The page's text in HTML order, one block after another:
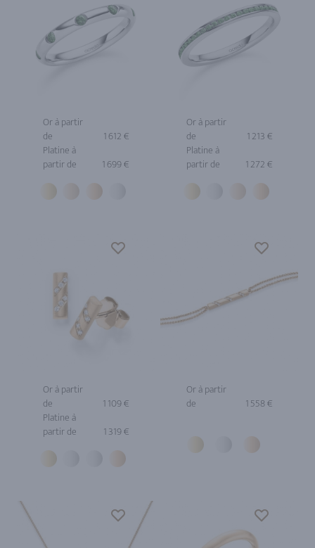
Or à partir
de
1 612 €
Platine à
partir de
1 699 €
Or à partir
de
1 213 €
Platine à
partir de
1 272 €
Or à partir
de
1 109 €
Platine à
partir de
1 319 €
Or à partir
de
1 558 €